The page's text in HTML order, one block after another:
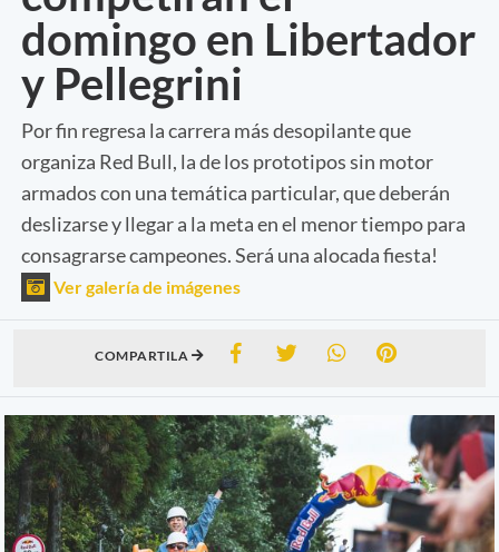
domingo en Libertador
y Pellegrini
Por fin regresa la carrera más desopilante que
organiza Red Bull, la de los prototipos sin motor
armados con una temática particular, que deberán
deslizarse y llegar a la meta en el menor tiempo para
consagrarse campeones. Será una alocada fiesta!
Ver galería de imágenes
COMPARTILA